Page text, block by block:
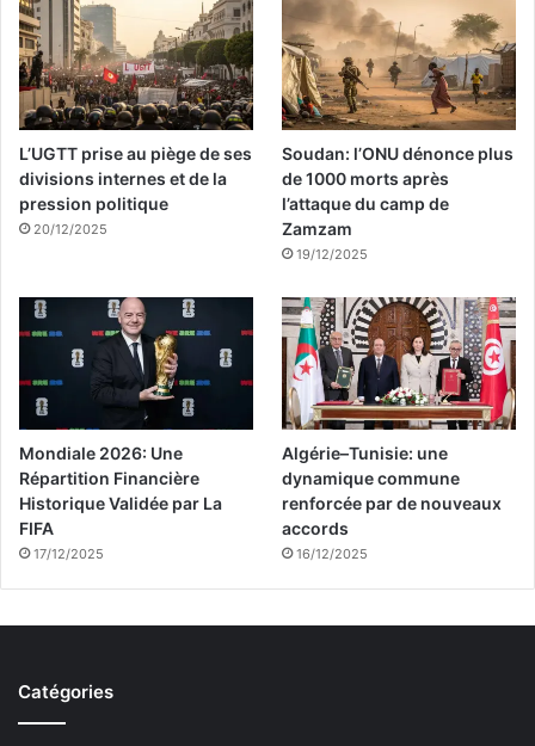
L’UGTT prise au piège de ses
divisions internes et de la
pression politique
20/12/2025
Soudan: l’ONU dénonce plus
de 1000 morts après
l’attaque du camp de
Zamzam
19/12/2025
Mondiale 2026: Une
Répartition Financière
Historique Validée par La
FIFA
17/12/2025
Algérie–Tunisie: une
dynamique commune
renforcée par de nouveaux
accords
16/12/2025
Catégories